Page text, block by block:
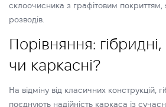
склоочисника з графітовим покриттям,
розводів.
Порівняння:
чи каркасні?
На відміну від класичних конструкцій,
поєднують надійність каркаса із